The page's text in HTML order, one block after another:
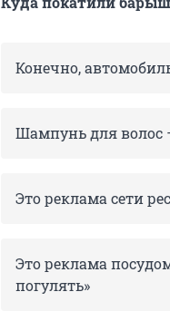
Конечно,
Шампунь для волос
Это реклама сети
Это реклама
погулять»